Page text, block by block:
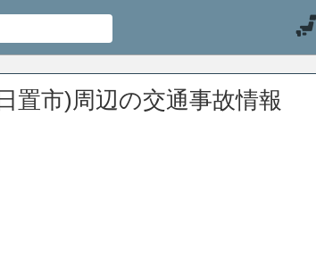
置市)周辺の交通事故情報